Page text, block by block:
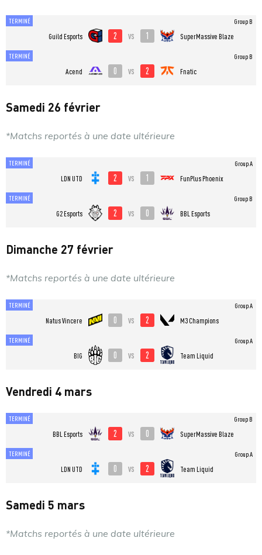
TERMINÉ
Guild Esports 2 vs 1 SuperMassive Blaze
Group B
TERMINÉ
Acend 0 vs 2 Fnatic
Group B
Samedi 26 février
*Matchs reportés à une date ultérieure
TERMINÉ
LDN UTD 2 vs 1 FunPlus Phoenix
Group A
TERMINÉ
G2 Esports 2 vs 0 BBL Esports
Group B
Dimanche 27 février
*Matchs reportés à une date ultérieure
TERMINÉ
Natus Vincere 0 vs 2 M3 Champions
Group A
TERMINÉ
BIG 0 vs 2 Team Liquid
Group A
Vendredi 4 mars
TERMINÉ
BBL Esports 2 vs 0 SuperMassive Blaze
Group B
TERMINÉ
LDN UTD 0 vs 2 Team Liquid
Group A
Samedi 5 mars
*Matchs reportés à une date ultérieure